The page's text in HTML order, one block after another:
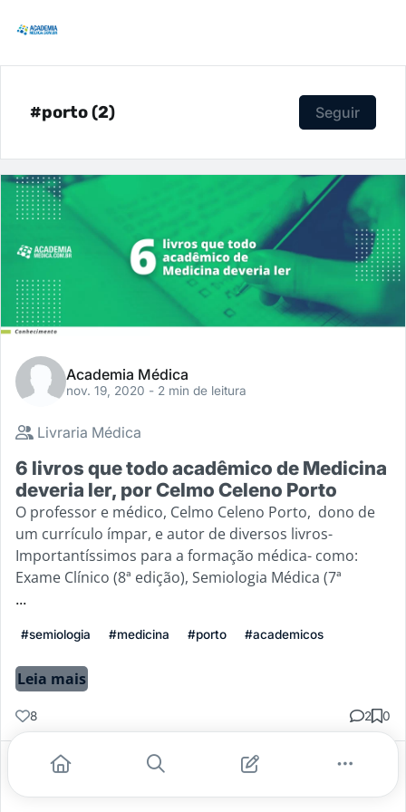
#porto (2) Seguir
Academia Médica
nov. 19, 2020 - 2 min de leitura
Livraria Médica
6 livros que todo acadêmico de Medicina
deveria ler, por Celmo Celeno Porto
O professor e médico, Celmo Celeno Porto, dono de
um currículo ímpar, e autor de diversos livros-
Importantíssimos para a formação médica- como:
Exame Clínico (8ª edição), Semiologia Médica (7ª
...
#semiologia #medicina #porto #academicos
Leia mais
8 2 0